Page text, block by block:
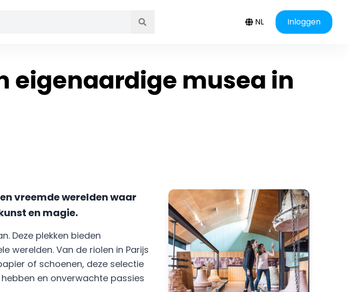
NL Inloggen
eigenaardige musea in
vreemde werelden waar
en magie.
Deze plekken bieden
werelden. Van de riolen in Parijs
of schoenen, deze selectie
en onverwachte passies